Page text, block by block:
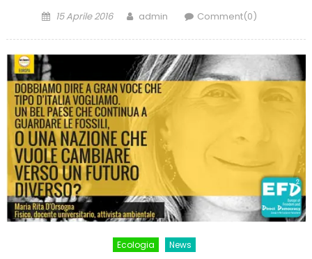
Posted
15 Aprile 2016 Author
admin Comment(0)
Ecologia News